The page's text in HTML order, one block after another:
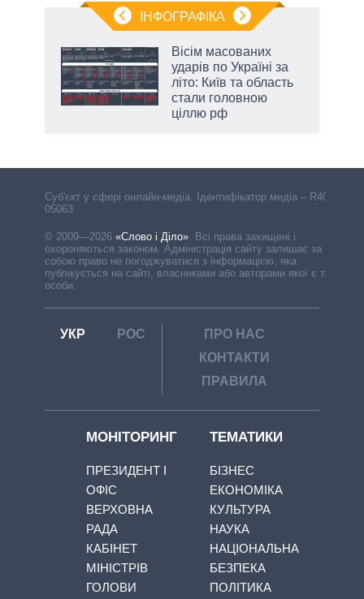
ІНФОГРАФІКА
Вісім масованих
ударів по Україні за
літо: Київ та область
стали головною
ціллю рф
Cуб'єкт у сфері онлайн-медіа. Ідентифікатор медіа – R40-
05063
© 2009—2026 «Слово і Діло». Всі права захищені і
охороняються законом. Адміністрація сайту залишає за
собою право не погоджуватися з інформацією, яка
публікується на сайті, власниками або авторами якої є треті
особи.
УКР РОС
ПРО НАС
КОНТАКТИ
ПРАВИЛА
МОНІТОРИНГ
ПРЕЗИДЕНТ І
ОФІС
ВЕРХОВНА
РАДА
КАБІНЕТ
МІНІСТРІВ
ГОЛОВИ
ТЕМАТИКИ
БІЗНЕС
ЕКОНОМІКА
КУЛЬТУРА
НАУКА
НАЦІОНАЛЬНА
БЕЗПЕКА
ПОЛІТИКА